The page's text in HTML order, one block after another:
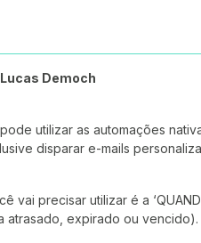
Lucas Democh
utilizar as automações
disparar e-mails
vai precisar utilizar é a
atrasado, expirado ou vencido).